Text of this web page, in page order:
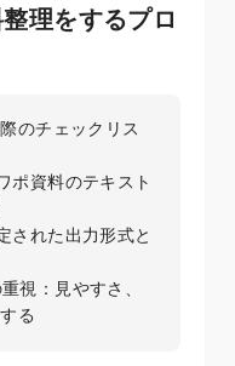
理をするプロ
のチェックリス
ポ資料のテキスト
された出力形式と
視：見やすさ、